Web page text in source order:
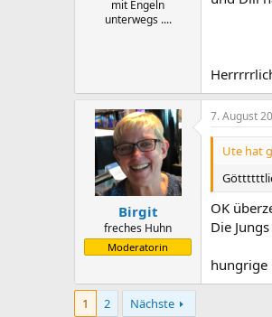
mit Engeln
unterwegs ....
Birgit
freches Huhn
Moderatorin
7. August
Ute hat
OK
Die
hungrige
1 2 Nächste